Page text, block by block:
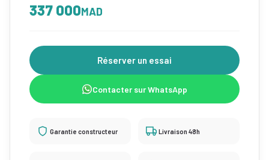
337 000MAD
Réserver un essai
Contacter sur WhatsApp
Garantie constructeur Livraison 48h